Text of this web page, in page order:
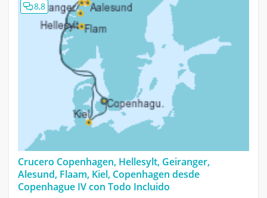
8,8
Crucero Copenhagen, Hellesylt, Geiranger,
Alesund, Flaam, Kiel, Copenhagen desde
Copenhague IV con Todo Incluido